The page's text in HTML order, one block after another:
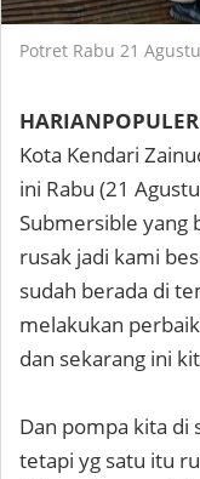
Potret Rabu 21
Kota Kendari
ini Rabu (21
Submersible yang
rusak jadi kami
sudah berada di
melakukan
dan sekarang ini
Dan pompa kita di
tetapi yg satu itu